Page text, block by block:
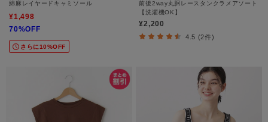
綿麻レイヤードキャミソール
¥1,498
70%OFF
さらに10%OFF
前後2way丸胴レースタンクラメアソート
【洗濯機OK】
¥2,200
4.5 (2件)